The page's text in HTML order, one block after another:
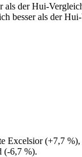
der Hui-
besser als der
(+7,7
(-6,7 %).